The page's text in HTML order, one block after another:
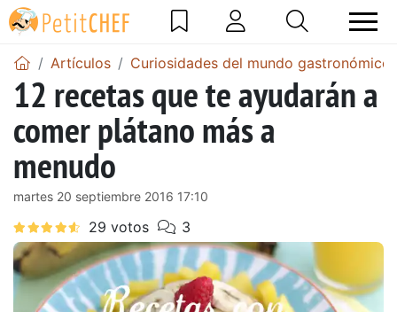
Artículos Curiosidades del mundo gastronómico
12 recetas que te ayudarán a
comer plátano más a
menudo
martes 20 septiembre 2016 17:10